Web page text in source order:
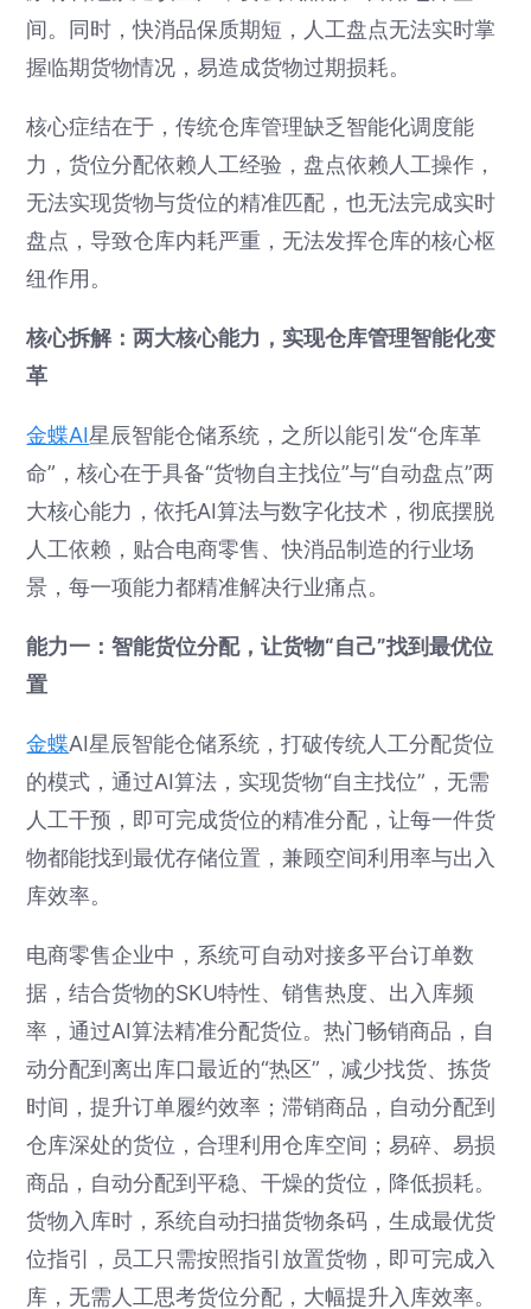
间。同时，快消品保质期短，人工盘点无法实时掌
握临期货物情况，易造成货物过期损耗。
核心症结在于，传统仓库管理缺乏智能化调度能
力，货位分配依赖人工经验，盘点依赖人工操作，
无法实现货物与货位的精准匹配，也无法完成实时
盘点，导致仓库内耗严重，无法发挥仓库的核心枢
纽作用。
核心拆解：两大核心能力，实现仓库管理智能化变
革
金蝶AI星辰智能仓储系统，之所以能引发“仓库革
命”，核心在于具备“货物自主找位”与“自动盘点”两
大核心能力，依托AI算法与数字化技术，彻底摆脱
人工依赖，贴合电商零售、快消品制造的行业场
景，每一项能力都精准解决行业痛点。
能力一：智能货位分配，让货物“自己”找到最优位
置
金蝶AI星辰智能仓储系统，打破传统人工分配货位
的模式，通过AI算法，实现货物“自主找位”，无需
人工干预，即可完成货位的精准分配，让每一件货
物都能找到最优存储位置，兼顾空间利用率与出入
库效率。
电商零售企业中，系统可自动对接多平台订单数
据，结合货物的SKU特性、销售热度、出入库频
率，通过AI算法精准分配货位。热门畅销商品，自
动分配到离出库口最近的“热区”，减少找货、拣货
时间，提升订单履约效率；滞销商品，自动分配到
仓库深处的货位，合理利用仓库空间；易碎、易损
商品，自动分配到平稳、干燥的货位，降低损耗。
货物入库时，系统自动扫描货物条码，生成最优货
位指引，员工只需按照指引放置货物，即可完成入
库，无需人工思考货位分配，大幅提升入库效率。